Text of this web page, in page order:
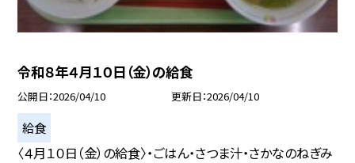
令和８年４月１０日（金）の給食
公開日 2026/04/10 更新日 2026/04/10
給食
〈４月１０日（金）の給食〉・ごはん・さつま汁・さかなのねぎみ